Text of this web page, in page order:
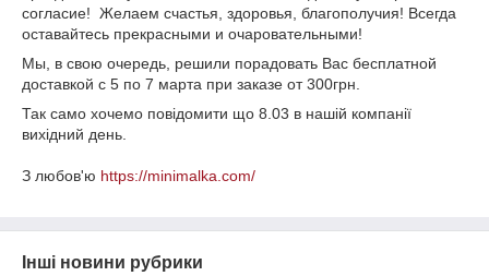
согласие! Желаем счастья, здоровья, благополучия! Всегда
оставайтесь прекрасными и очаровательными!
Мы, в свою очередь, решили порадовать Вас бесплатной
доставкой с 5 по 7 марта при заказе от 300грн.
Так само хочемо повідомити що 8.03 в нашій компанії
вихідний день.
З любов'ю https://minimalka.com/
Інші новини рубрики